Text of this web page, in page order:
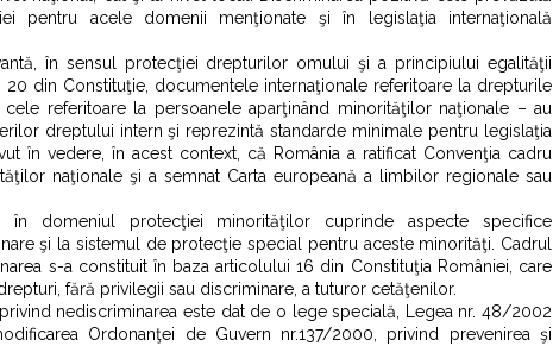
pentru acele domenii menţionate şi în legislaţia internaţională
în sensul protecţiei drepturilor omului şi a principiului egalităţii
20 din Constituţie, documentele internaţionale referitoare la drepturile
referitoare la persoanele aparţinând minorităţilor naţionale – au
dreptului intern şi reprezintă standarde minimale pentru legislaţia
în vedere, în acest context, că România a ratificat Convenţia cadru
naţionale şi a semnat Carta europeană a limbilor regionale sau
în domeniul protecţiei minorităţilor cuprinde aspecte specifice
şi la sistemul de protecţie special pentru aceste minorităţi. Cadrul
s-a constituit în baza articolului 16 din Constituţia României, care
fără privilegii sau discriminare, a tuturor cetăţenilor.
nediscriminarea este dat de o lege specială, Legea nr. 48/2002
Ordonanţei de Guvern nr.137/2000, privind prevenirea şi